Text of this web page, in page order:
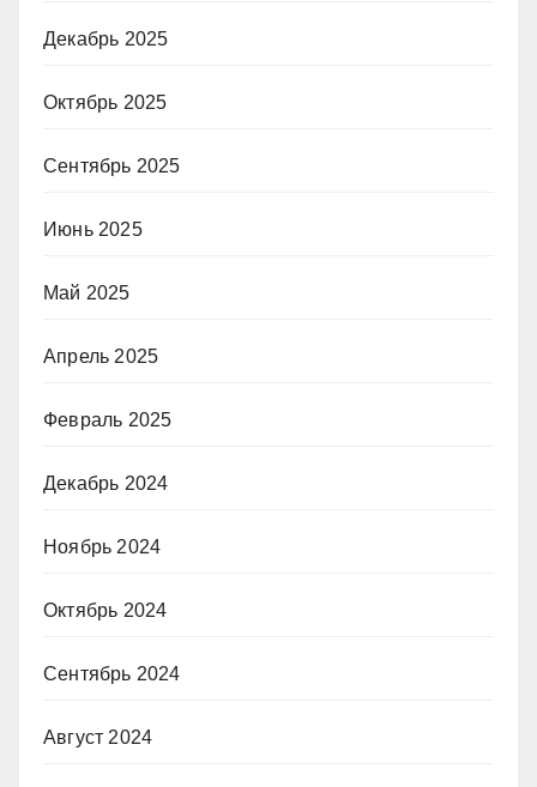
Декабрь 2025
Октябрь 2025
Сентябрь 2025
Июнь 2025
Май 2025
Апрель 2025
Февраль 2025
Декабрь 2024
Ноябрь 2024
Октябрь 2024
Сентябрь 2024
Август 2024